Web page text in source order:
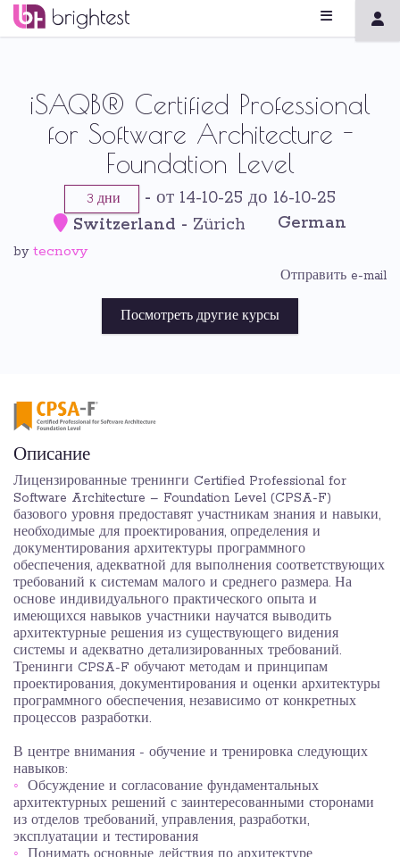
iSAQB® Certified Professional
for Software Architecture -
Foundation Level
3 дни - от 14-10-25 до 16-10-25
Switzerland - Zürich German
by tecnovy
Отправить e-mail
Посмотреть другие курсы
Описание
Лицензированные тренинги Certified Professional for
Software Architecture – Foundation Level (CPSA-F)
базового уровня предоставят участникам знания и навыки,
необходимые для проектирования, определения и
документирования архитектуры программного
обеспечения, адекватной для выполнения соответствующих
требований к системам малого и среднего размера. На
основе индивидуального практического опыта и
имеющихся навыков участники научатся выводить
архитектурные решения из существующего видения
системы и адекватно детализированных требований.
Тренинги CPSA-F обучают методам и принципам
проектирования, документирования и оценки архитектуры
программного обеспечения, независимо от конкретных
процессов разработки.
В центре внимания - обучение и тренировка следующих
навыков:
Обсуждение и согласование фундаментальных
архитектурных решений с заинтересованными сторонами
из отделов требований, управления, разработки,
эксплуатации и тестирования